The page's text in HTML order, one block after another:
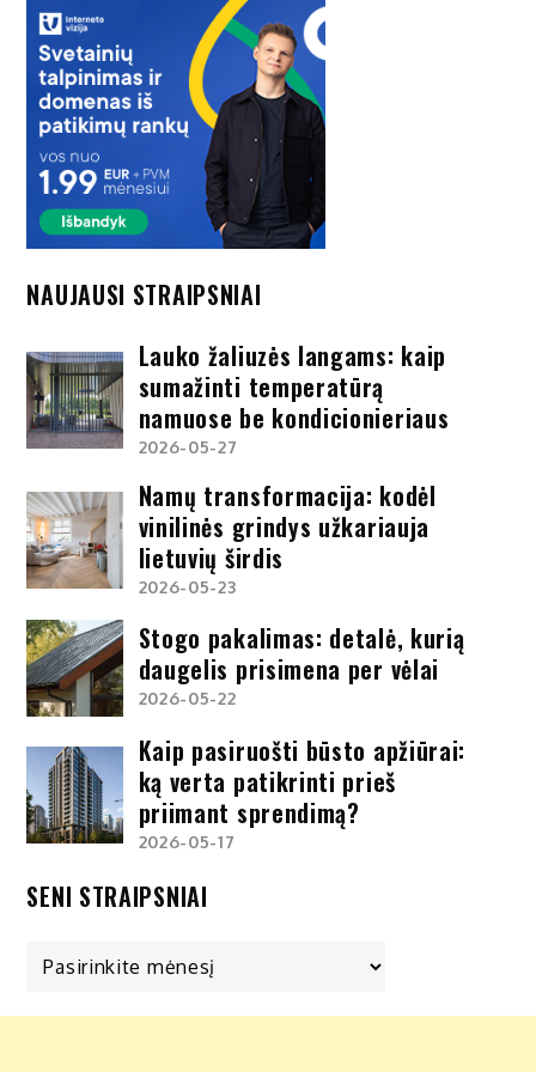
NAUJAUSI STRAIPSNIAI
Lauko žaliuzės langams: kaip
sumažinti temperatūrą
namuose be kondicionieriaus
2026-05-27
Namų transformacija: kodėl
vinilinės grindys užkariauja
lietuvių širdis
2026-05-23
Stogo pakalimas: detalė, kurią
daugelis prisimena per vėlai
2026-05-22
Kaip pasiruošti būsto apžiūrai:
ką verta patikrinti prieš
priimant sprendimą?
2026-05-17
SENI STRAIPSNIAI